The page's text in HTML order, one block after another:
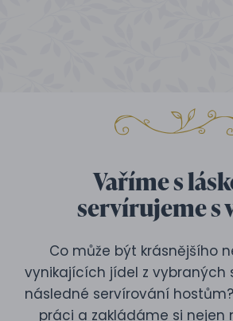
Vaříme s
servírujeme s
Co může být krásnějšího
vynikajících jídel z vybraných
následné servírování
práci a zakládáme si nejen